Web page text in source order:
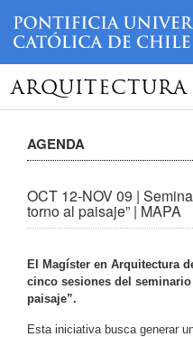
ARQUITECTURA
AGENDA
OCT 12-NOV 09 |
torno al paisaje” | MAPA
El Magíster en Arquitectura
cinco sesiones del
paisaje”.
Esta iniciativa busca generar